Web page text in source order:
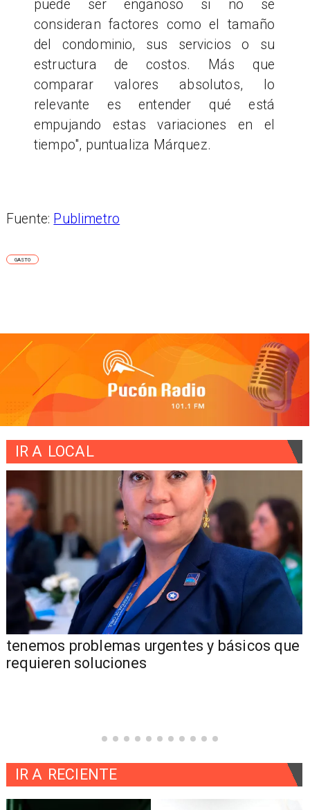
puede ser engañoso si no se
consideran factores como el tamaño
del condominio, sus servicios o su
estructura de costos. Más que
comparar valores absolutos, lo
relevante es entender qué está
empujando estas variaciones en el
tiempo", puntualiza Márquez.
Fuente: Publimetro
GASTO
IR A LOCAL
tenemos problemas urgentes y básicos que
requieren soluciones
IR A RECIENTE